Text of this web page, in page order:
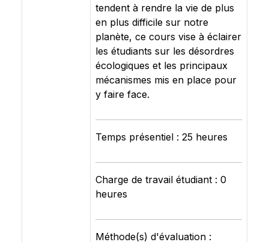
tendent à rendre la vie de plus
en plus difficile sur notre
planète, ce cours vise à éclairer
les étudiants sur les désordres
écologiques et les principaux
mécanismes mis en place pour
y faire face.
Temps présentiel : 25 heures
Charge de travail étudiant : 0
heures
Méthode(s) d'évaluation :